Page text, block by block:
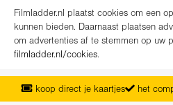
Filmladder.nl plaatst cookies om een
kunnen bieden. Daarnaast plaatsen
om advertenties af te stemmen op uw
filmladder.nl/cookies.
koop direct je kaartjes
het
vanaf maandag het